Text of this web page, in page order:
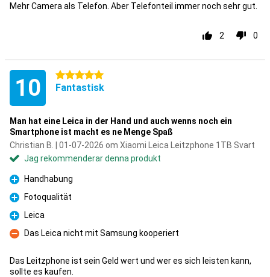
Mehr Camera als Telefon. Aber Telefonteil immer noch sehr gut.
2 0
10 5 stjärnor
Fantastisk
Man hat eine Leica in der Hand und auch wenns noch ein
Smartphone ist macht es ne Menge Spaß
Christian B. | 01-07-2026 om Xiaomi Leica Leitzphone 1TB Svart
Jag rekommenderar denna produkt
Fördelar
Handhabung
Fördelar
Fotoqualität
Fördelar
Leica
Nackdelar
Das Leica nicht mit Samsung kooperiert
Das Leitzphone ist sein Geld wert und wer es sich leisten kann,
sollte es kaufen.